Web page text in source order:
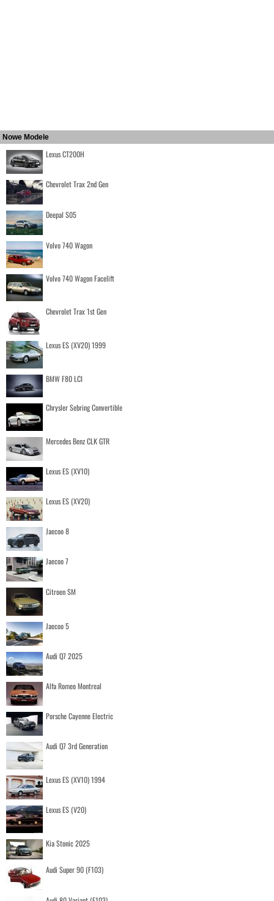
Nowe Modele
Lexus CT200H
Chevrolet Trax 2nd Gen
Deepal S05
Volvo 740 Wagon
Volvo 740 Wagon Facelift
Chevrolet Trax 1st Gen
Lexus ES (XV20) 1999
BMW F80 LCI
Chrysler Sebring Convertible
Mercedes Benz CLK GTR
Lexus ES (XV10)
Lexus ES (XV20)
Jaecoo 8
Jaecoo 7
Citroen SM
Jaecoo 5
Audi Q7 2025
Alfa Romeo Montreal
Porsche Cayenne Electric
Audi Q7 3rd Generation
Lexus ES (XV10) 1994
Lexus ES (V20)
Kia Stonic 2025
Audi Super 90 (F103)